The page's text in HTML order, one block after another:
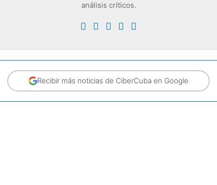
análisis críticos.
Recibir más noticias de CiberCuba en Google